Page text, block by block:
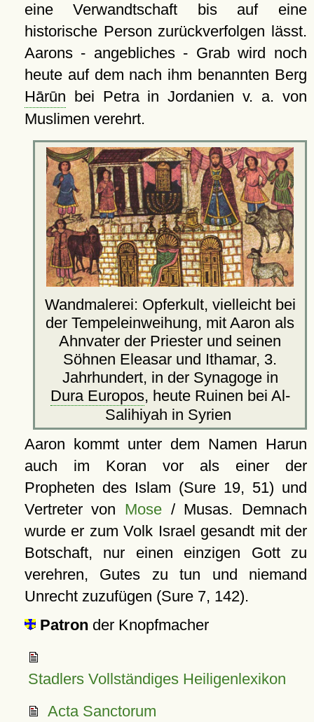
eine Verwandtschaft bis auf eine
historische Person zurückverfolgen lässt.
Aarons - angebliches - Grab wird noch
heute auf dem nach ihm benannten Berg
Hārūn bei Petra in Jordanien v. a. von
Muslimen verehrt.
Wandmalerei: Opferkult, vielleicht bei
der Tempeleinweihung, mit Aaron als
Ahnvater der Priester und seinen
Söhnen Eleasar und Ithamar, 3.
Jahrhundert, in der Synagoge in
Dura Europos, heute Ruinen bei Al-
Salihiyah in Syrien
Aaron kommt unter dem Namen Harun
auch im Koran vor als einer der
Propheten des Islam (Sure 19, 51) und
Vertreter von Mose / Musas. Demnach
wurde er zum Volk Israel gesandt mit der
Botschaft, nur einen einzigen Gott zu
verehren, Gutes zu tun und niemand
Unrecht zuzufügen (Sure 7, 142).
Patron der Knopfmacher
Stadlers Vollständiges Heiligenlexikon
Acta Sanctorum